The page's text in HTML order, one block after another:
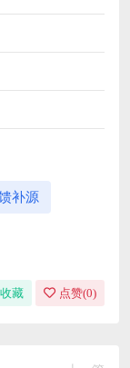
补源
收藏 点赞(0)